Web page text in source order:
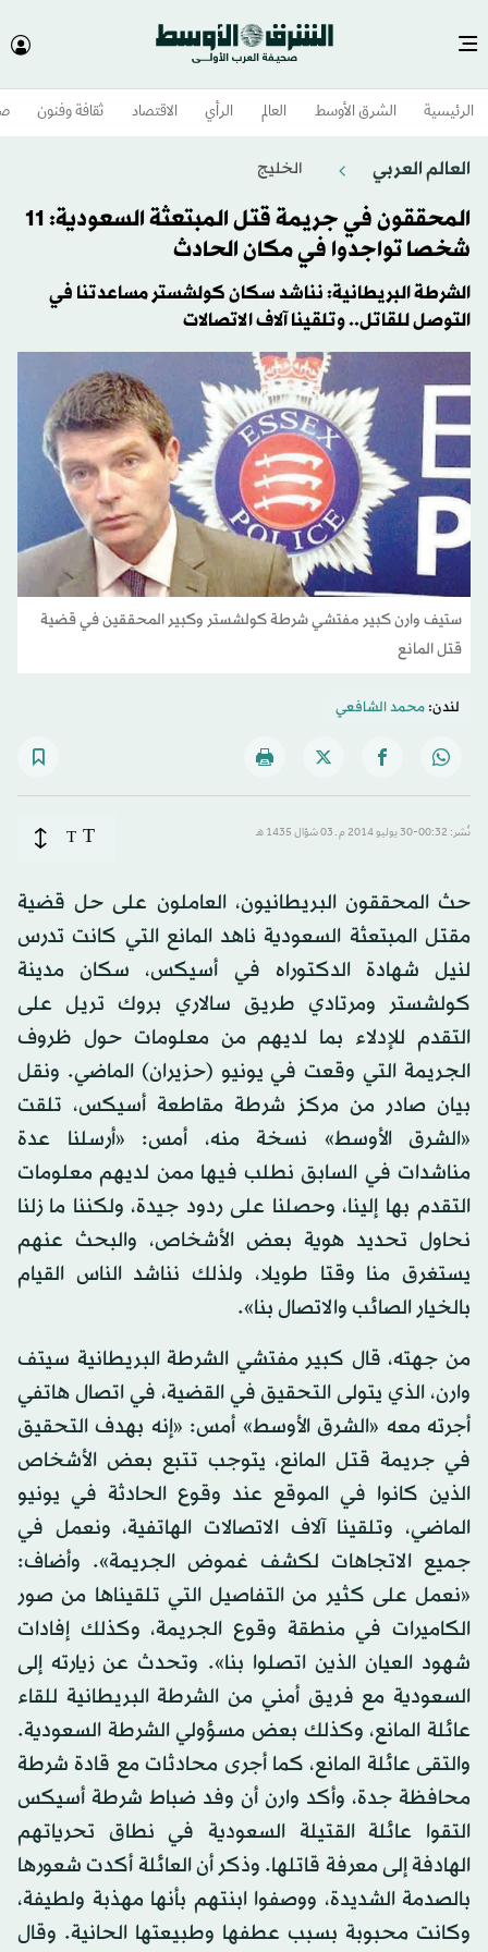
الرئيسية الشرق الأوسط​ العالم الرأي الاقتصاد ثقافة وفنون
العالم العربي الخليج
المحققون في جريمة قتل المبتعثة السعودية: 11
شخصا تواجدوا في مكان الحادث
الشرطة البريطانية: نناشد سكان كولشستر مساعدتنا في
التوصل للقاتل.. وتلقينا آلاف الاتصالات
ستيف وارن كبير مفتشي شرطة كولشستر وكبير المحققين في قضية
قتل المانع
لندن:محمد الشافعي
نُشر: 00:32-30 يوليو 2014 م ـ 03 شوّال 1435 هـ T
T
حث المحققون البريطانيون، العاملون على حل قضية
مقتل المبتعثة السعودية ناهد المانع التي كانت تدرس
لنيل شهادة الدكتوراه في أسيكس، سكان مدينة
كولشستر ومرتادي طريق سالاري بروك تريل على
التقدم للإدلاء بما لديهم من معلومات حول ظروف
الجريمة التي وقعت في يونيو (حزيران) الماضي. ونقل
بيان صادر من مركز شرطة مقاطعة أسيكس، تلقت
«الشرق الأوسط» نسخة منه، أمس: «أرسلنا عدة
مناشدات في السابق نطلب فيها ممن لديهم معلومات
التقدم بها إلينا، وحصلنا على ردود جيدة، ولكننا ما زلنا
نحاول تحديد هوية بعض الأشخاص، والبحث عنهم
يستغرق منا وقتا طويلا، ولذلك نناشد الناس القيام
بالخيار الصائب والاتصال بنا».
من جهته، قال كبير مفتشي الشرطة البريطانية سيتف
وارن، الذي يتولى التحقيق في القضية، في اتصال هاتفي
أجرته معه «الشرق الأوسط» أمس: «إنه بهدف التحقيق
في جريمة قتل المانع، يتوجب تتبع بعض الأشخاص
الذين كانوا في الموقع عند وقوع الحادثة في يونيو
الماضي، وتلقينا آلاف الاتصالات الهاتفية، ونعمل في
جميع الاتجاهات لكشف غموض الجريمة». وأضاف:
«نعمل على كثير من التفاصيل التي تلقيناها من صور
الكاميرات في منطقة وقوع الجريمة، وكذلك إفادات
شهود العيان الذين اتصلوا بنا». وتحدث عن زيارته إلى
السعودية مع فريق أمني من الشرطة البريطانية للقاء
عائلة المانع، وكذلك بعض مسؤولي الشرطة السعودية.
والتقى عائلة المانع، كما أجرى محادثات مع قادة شرطة
محافظة جدة، وأكد وارن أن وفد ضباط شرطة أسيكس
التقوا عائلة القتيلة السعودية في نطاق تحرياتهم
الهادفة إلى معرفة قاتلها. وذكر أن العائلة أكدت شعورها
بالصدمة الشديدة، ووصفوا ابنتهم بأنها مهذبة ولطيفة،
وكانت محبوبة بسبب عطفها وطبيعتها الحانية. وقال